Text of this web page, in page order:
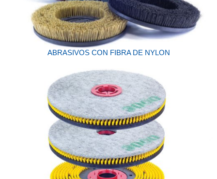
ABRASIVOS CON FIBRA DE NYLON